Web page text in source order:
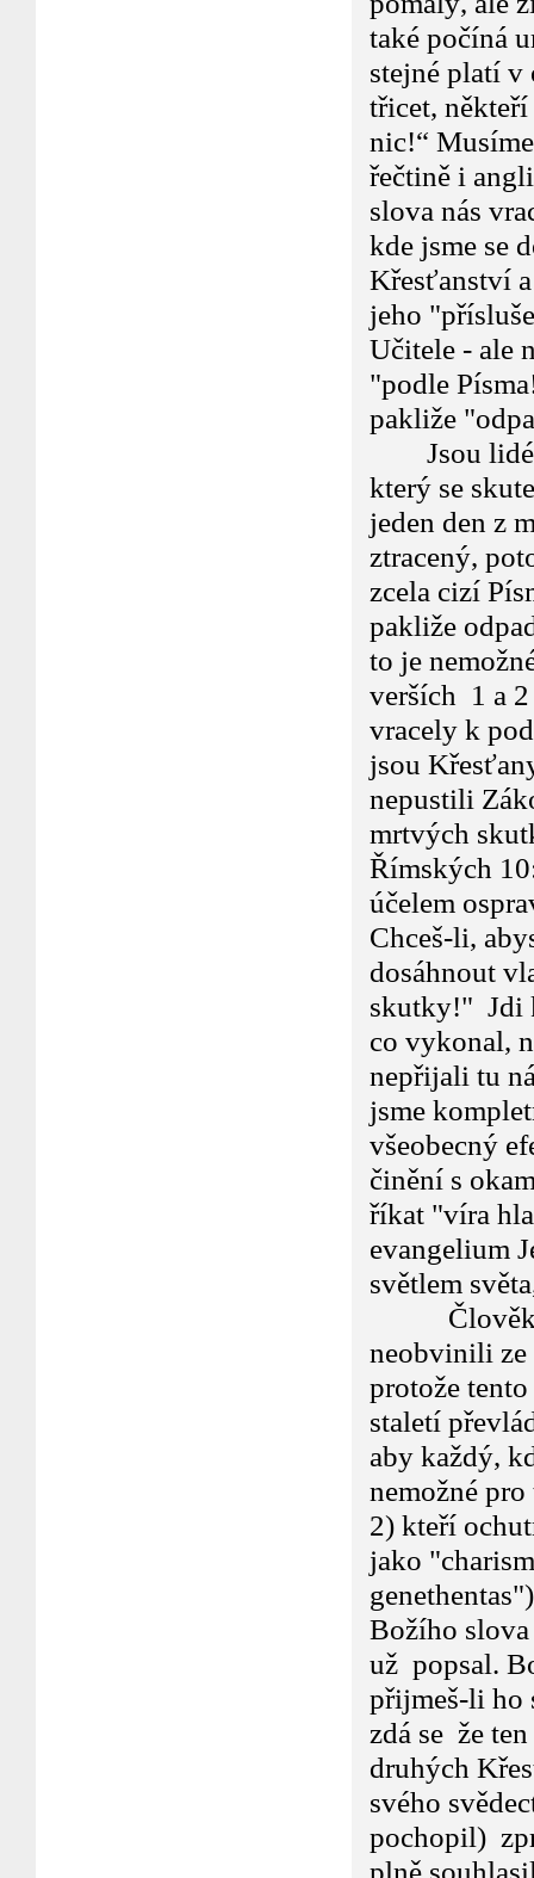
také počíná
stejné platí v
třicet,
nic!“
řečtině i
slova nás
kde jsme se
Křesťanství a
jeho
Učitele - ale
"podle
pakliže
Jsou lidé
který se
jeden den z
ztracený,
zcela cizí
pakliže
to je
verších 1 a 2
vracely k
jsou
nepustili
mrtvých
Římských
účelem
Chceš-li,
dosáhnout
skutky!" Jdi
co vykonal,
nepřijali tu
jsme
všeobecný
činění s
říkat "víra
evangelium
světlem
Člověk
neobvinili ze
protože
staletí
aby každý,
nemožné
2) kteří
jako
Božího
už popsal.
přijmeš-li ho
zdá se že
druhých
svého
pochopil)